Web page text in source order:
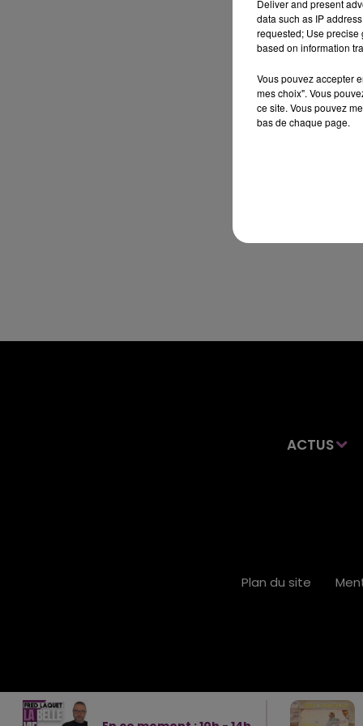
ACTUS
Plan du site
Deliver and present
data such as IP
requested; Use precise
based on information
Vous pouvez accepter
mes choix". Vous
ce site. Vous pouvez
bas de chaque page.